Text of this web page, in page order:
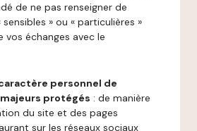
de ne pas renseigner de
» ou « particulières »
vos échanges avec le
personnel de
protégés : de manière
du site et des pages
sur les réseaux sociaux